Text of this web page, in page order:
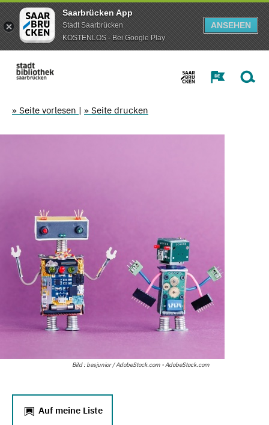
Saarbrücken App
Stadt Saarbrücken
KOSTENLOS - Bei Google Play
ANSEHEN
» Seite vorlesen | » Seite drucken
Bild : besjunior / AdobeStock.com - AdobeStock.com
Auf meine Liste